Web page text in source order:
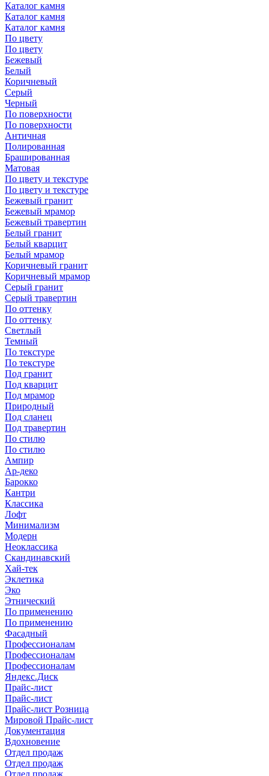
Каталог камня
Каталог камня
Каталог камня
По цвету
По цвету
Бежевый
Белый
Коричневый
Серый
Черный
По поверхности
По поверхности
Античная
Полированная
Брашированная
Матовая
По цвету и текстуре
По цвету и текстуре
Бежевый гранит
Бежевый мрамор
Бежевый травертин
Белый гранит
Белый кварцит
Белый мрамор
Коричневый гранит
Коричневый мрамор
Серый гранит
Серый травертин
По оттенку
По оттенку
Светлый
Темный
По текстуре
По текстуре
Под гранит
Под кварцит
Под мрамор
Природный
Под сланец
Под травертин
По стилю
По стилю
Ампир
Ар-деко
Барокко
Кантри
Классика
Лофт
Минимализм
Модерн
Неоклассика
Скандинавский
Хай-тек
Эклетика
Эко
Этнический
По применению
По применению
Фасадный
Профессионалам
Профессионалам
Профессионалам
Яндекс.Диск
Прайс-лист
Прайс-лист
Прайс-лист Розница
Мировой Прайс-лист
Документация
Вдохновение
Отдел продаж
Отдел продаж
Отдел продаж